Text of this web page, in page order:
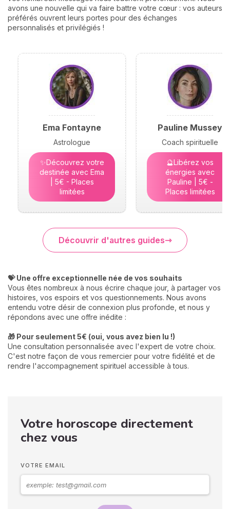
avons une nouvelle qui va faire battre votre cœur : vos auteurs
préférés ouvrent leurs portes pour des échanges
personnalisés et privilégiés !
Ema Fontayne
Astrologue
✨Découvrez votre
destinée avec Ema
| 5€ - Places
limitées
Pauline Mussey
Coach spirituelle
🔮Libérez vos
énergies avec
Pauline | 5€ -
Places limitées
Découvrir d'autres guides
💝 Une offre exceptionnelle née de vos souhaits
Vous êtes nombreux à nous écrire chaque jour, à partager vos
histoires, vos espoirs et vos questionnements. Nous avons
entendu votre désir de connexion plus profonde, et nous y
répondons avec une offre inédite :
🎁 Pour seulement 5€ (oui, vous avez bien lu !)
Une consultation personnalisée avec l'expert de votre choix.
C'est notre façon de vous remercier pour votre fidélité et de
rendre l'accompagnement spirituel accessible à tous.
Votre horoscope directement
chez vous
VOTRE EMAIL